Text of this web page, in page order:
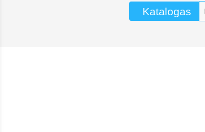
Katalogas